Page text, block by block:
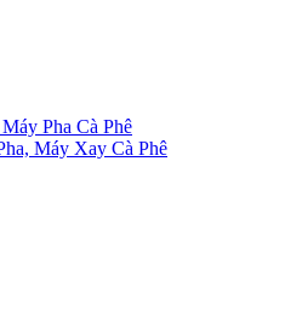
Pha Cà Phê
Máy Xay Cà Phê